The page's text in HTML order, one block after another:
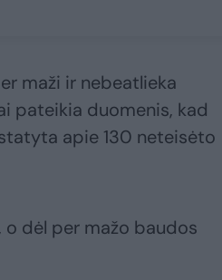
maži ir nebeatlieka
pateikia duomenis, kad
apie 130 neteisėto
o dėl per mažo baudos